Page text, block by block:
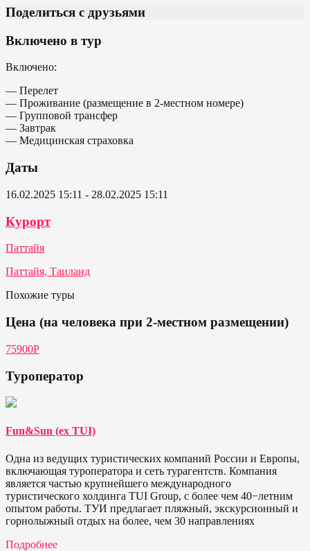
Поделиться с друзьями
Включено в тур
Включено:
— Перелет
— Проживание (размещение в 2-местном номере)
— Групповой трансфер
— Завтрак
— Медицинская страховка
Даты
16.02.2025 15:11 - 28.02.2025 15:11
Курорт
Паттайя
Паттайя, Таиланд
Похожие туры
Цена (на человека при 2-местном размещении)
75900Р
Туроператор
Fun&Sun (ex TUI)
Одна из ведущих туристических компаний России и Европы,
включающая туроператора и сеть турагентств. Компания
является частью крупнейшего международного
туристического холдинга TUI Group, с более чем 40−летним
опытом работы. ТУИ предлагает пляжный, экскурсионный и
горнолыжный отдых на более, чем 30 направлениях
Подробнее